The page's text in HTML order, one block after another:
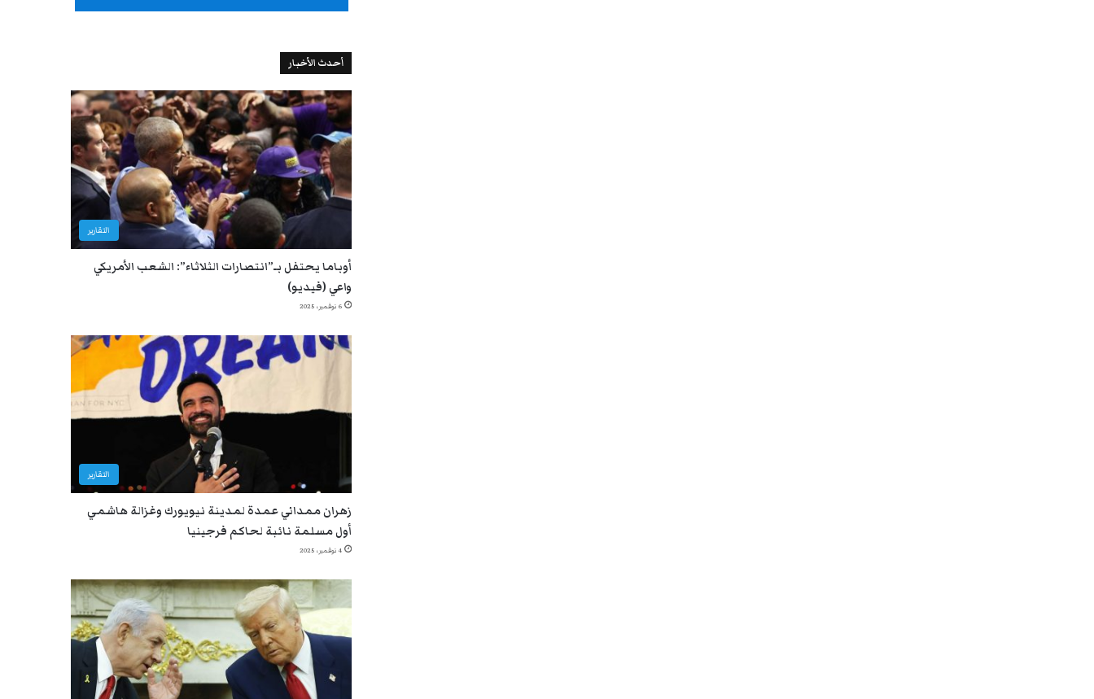
أحدث الأخبار
التقارير
أوباما يحتفل بـ”انتصارات الثلاثاء”: الشعب الأمريكي
واعي (فيديو)
6 نوفمبر، 2025
التقارير
زهران ممداني عمدة لمدينة نيويورك وغزالة هاشمي
أول مسلمة نائبة لحاكم فرجينيا
4 نوفمبر، 2025